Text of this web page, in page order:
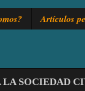
Artículos
LA SOCIEDAD